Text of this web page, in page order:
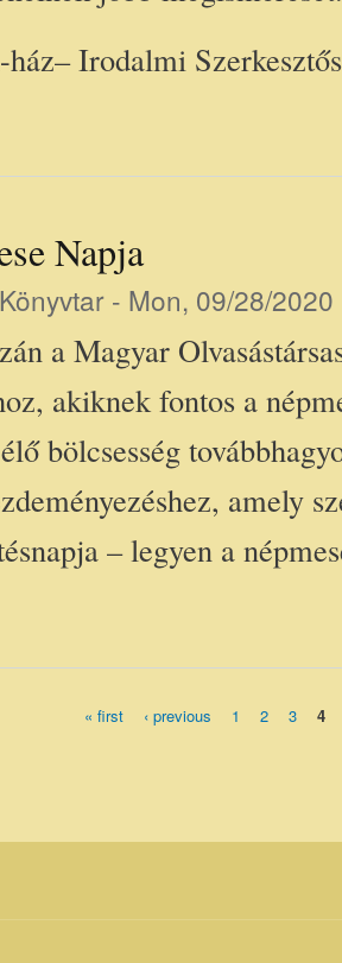
Irodalmi
Napja
Könyvtar - Mon, 09/28/
a Magyar
akiknek fontos a
bölcsesség
amely
– legyen a
« first ‹ previous 1 2 3 4